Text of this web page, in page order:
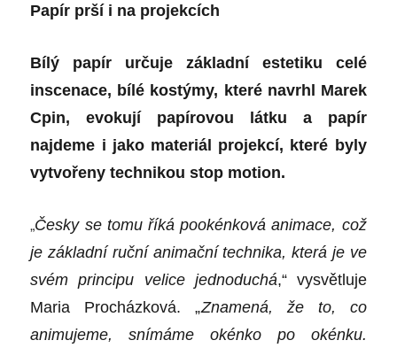
Papír prší i na projekcích
Bílý papír určuje základní estetiku celé
inscenace, bílé kostýmy, které navrhl Marek
Cpin, evokují papírovou látku a papír
najdeme i jako materiál projekcí, které byly
vytvořeny technikou stop motion.
„Česky se tomuříká pookénková animace, což
je základní ruční animační technika, která je ve
svém principu velice jednoduchá,“ vysvětluje
Maria Procházková. „Znamená, že to, co
animujeme, snímáme okénko po okénku.